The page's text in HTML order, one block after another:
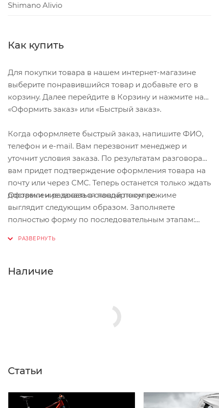
Shimano Alivio
Как купить
Для покупки товара в нашем интернет-магазине
выберите понравившийся товар и добавьте его в
корзину. Далее перейдите в Корзину и нажмите на
«Оформить заказ» или «Быстрый заказ».
Когда оформляете быстрый заказ, напишите ФИО,
телефон и e-mail. Вам перезвонит менеджер и
уточнит условия заказа. По результатам разговора
вам придет подтверждение оформления товара на
почту или через СМС. Теперь останется только ждать
доставки и радоваться новой покупке.
Оформление заказа в стандартном режиме
выглядит следующим образом. Заполняете
полностью форму по последовательным этапам:
Нажмите кнопку «Оформить заказ».
Наличие
Статьи